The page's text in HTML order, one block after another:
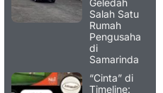
Salah Satu
Rumah
Pengusaha
di
Samarinda
“Cinta” di
Timeline: